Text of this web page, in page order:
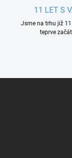
11 LET S
Jsme na trhu již
teprve